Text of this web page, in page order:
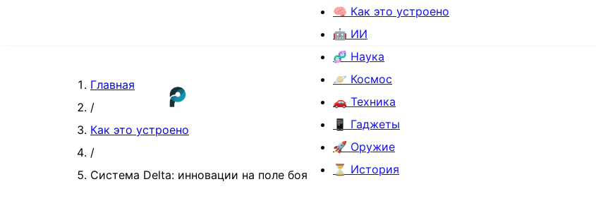
🧠 Как это устроено
🤖 ИИ
🧬 Наука
🪐 Космос
🚗 Техника
📱 Гаджеты
🚀 Оружие
⏳ История
Главная
/
Как это устроено
/
Система Delta: инновации на поле боя